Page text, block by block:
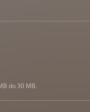
do 30 MB.